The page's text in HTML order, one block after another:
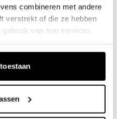
combineren met andere
verstrekt of die ze hebben
van hun services.
het project. We
en
om te
die deze werken
meebrengen.
ervoor dat het